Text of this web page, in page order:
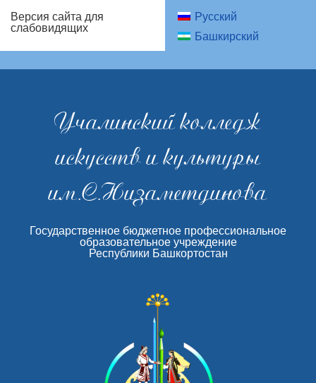
Версия сайта для
слабовидящих
Русский
Башкирский
Учалинский колледж
искусств и культуры
им.С.Низаметдинова
Государственное бюджетное профессиональное
образовательное учреждение
Республики Башкортостан